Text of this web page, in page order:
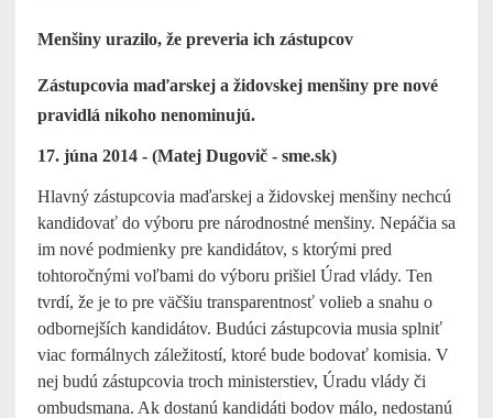
Menšiny urazilo, že preveria ich zástupcov
Zástupcovia maďarskej a židovskej menšiny pre nové
pravidlá nikoho nenominujú.
17. júna 2014 - (Matej Dugovič - sme.sk)
Hlavný zástupcovia maďarskej a židovskej menšiny nechcú
kandidovať do výboru pre národnostné menšiny. Nepáčia sa
im nové podmienky pre kandidátov, s ktorými pred
tohtoročnými voľbami do výboru prišiel Úrad vlády. Ten
tvrdí, že je to pre väčšiu transparentnosť volieb a snahu o
odbornejších kandidátov. Budúci zástupcovia musia splniť
viac formálnych záležitostí, ktoré bude bodovať komisia. V
nej budú zástupcovia troch ministerstiev, Úradu vlády či
ombudsmana. Ak dostanú kandidáti bodov málo, nedostanú